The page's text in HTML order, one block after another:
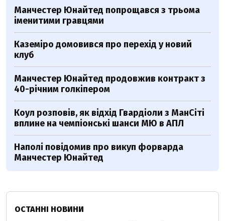
Манчестер Юнайтед попрощався з трьома
іменитими гравцями
Каземіро домовився про перехід у новий
клуб
Манчестер Юнайтед продовжив контракт з
40-річним голкіпером
Коул розповів, як відхід Гвардіоли з МанСіті
вплине на чемпіонські шанси МЮ в АПЛ
Наполі повідомив про викуп форварда
Манчестер Юнайтед
ОСТАННІ НОВИНИ